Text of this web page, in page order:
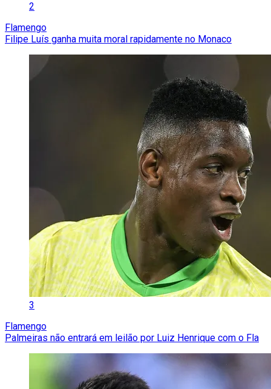
2
Flamengo
Filipe Luís ganha muita moral rapidamente no Monaco
3
Flamengo
Palmeiras não entrará em leilão por Luiz Henrique com o Fla